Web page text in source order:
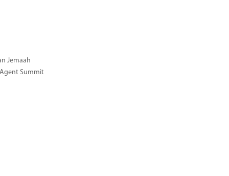
Jemaah
Summit